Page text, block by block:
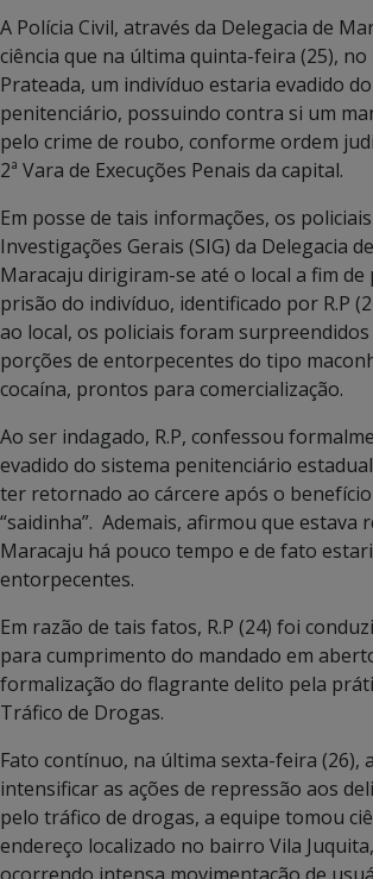
A Polícia Civil, através da Delegacia de
ciência que na última quinta-feira (25),
Prateada, um indivíduo estaria evadido
penitenciário, possuindo contra si um
pelo crime de roubo, conforme ordem
2ª Vara de Execuções Penais da capital.
Em posse de tais informações, os
Investigações Gerais (SIG) da Delegacia
Maracaju dirigiram-se até o local a fim de
prisão do indivíduo, identificado por R.P
ao local, os policiais foram surpreendidos
porções de entorpecentes do tipo
cocaína, prontos para comercialização.
Ao ser indagado, R.P, confessou
evadido do sistema penitenciário
ter retornado ao cárcere após o benefício
“saidinha”. Ademais, afirmou que estava
Maracaju há pouco tempo e de fato
entorpecentes.
Em razão de tais fatos, R.P (24) foi
para cumprimento do mandado em
formalização do flagrante delito pela
Tráfico de Drogas.
Fato contínuo, na última sexta-feira (26),
intensificar as ações de repressão aos
pelo tráfico de drogas, a equipe tomou
endereço localizado no bairro Vila